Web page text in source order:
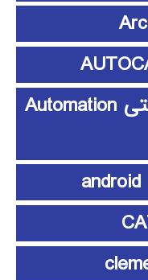
آموزش اتوماسیون صنعتی Automation